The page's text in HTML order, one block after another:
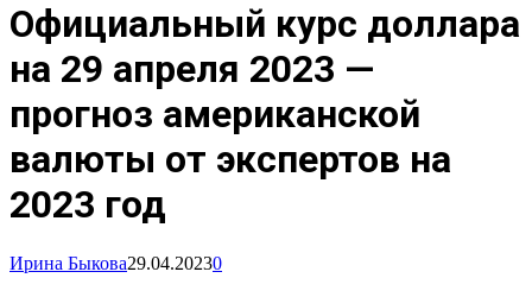
Официальный курс доллара
на 29 апреля 2023 —
прогноз американской
валюты от экспертов на
2023 год
Ирина Быкова29.04.20230